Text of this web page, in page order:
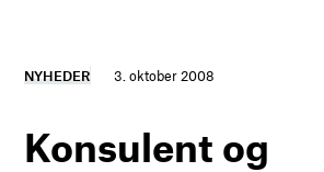
NYHEDER 3. oktober 2008
Konsulent og